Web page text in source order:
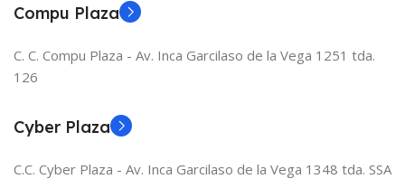
Compu Plaza
C. C. Compu Plaza - Av. Inca Garcilaso de la Vega 1251 tda.
126
Cyber Plaza
C.C. Cyber Plaza - Av. Inca Garcilaso de la Vega 1348 tda. SSA